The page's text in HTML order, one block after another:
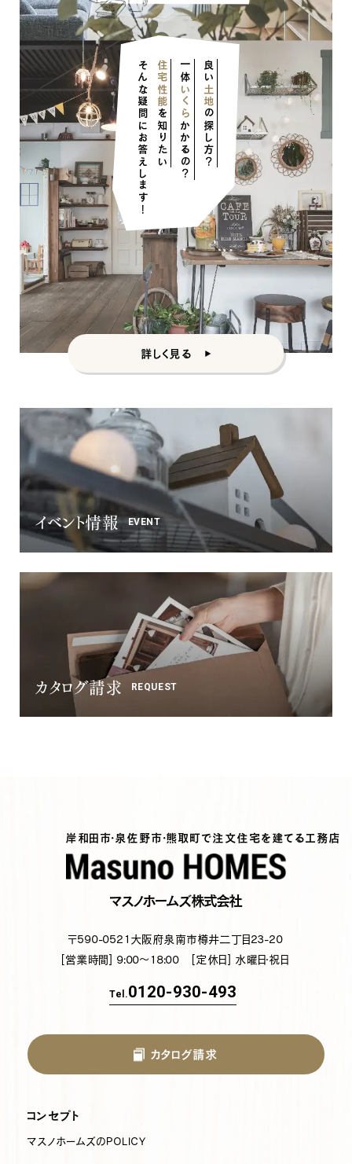
ナチュラル
ナチュラル
カントリー
ヴィンテージ
住宅性能
を知りたい
一体
いくら
かかるの？
良い
土地
の探し方？
そんな疑問にお答えします！
詳しく見る
イベント情報 EVENT
カタログ請求 REQUEST
岸和田市・泉佐野市・熊取町で注文住宅を建てる工務店
マスノホームズ株式会社
〒590-0521 大阪府泉南市樽井二丁目23-20
[営業時間] 9:00～18:00 [定休日] 水曜日・祝日
Tel.0120-930-493
カタログ請求
コンセプト
マスノホームズのPOLICY